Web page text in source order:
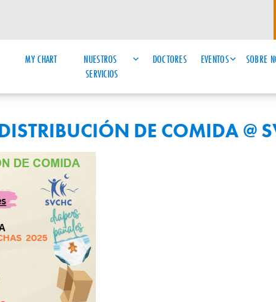
MY CHART
NUESTROS
SERVICIOS
DOCTORES EVENTOS SOBRE
DE COMIDA @